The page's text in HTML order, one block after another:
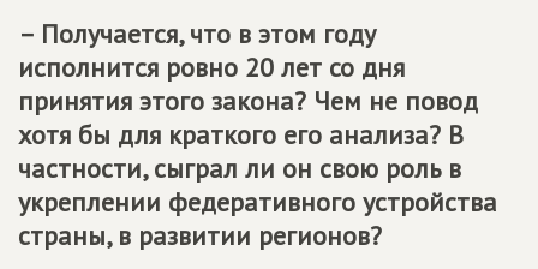
– Получается, что в этом году
исполнится ровно 20 лет со дня
принятия этого закона? Чем не повод
хотя бы для краткого его анализа? В
частности, сыграл ли он свою роль в
укреплении федеративного устройства
страны, в развитии регионов?